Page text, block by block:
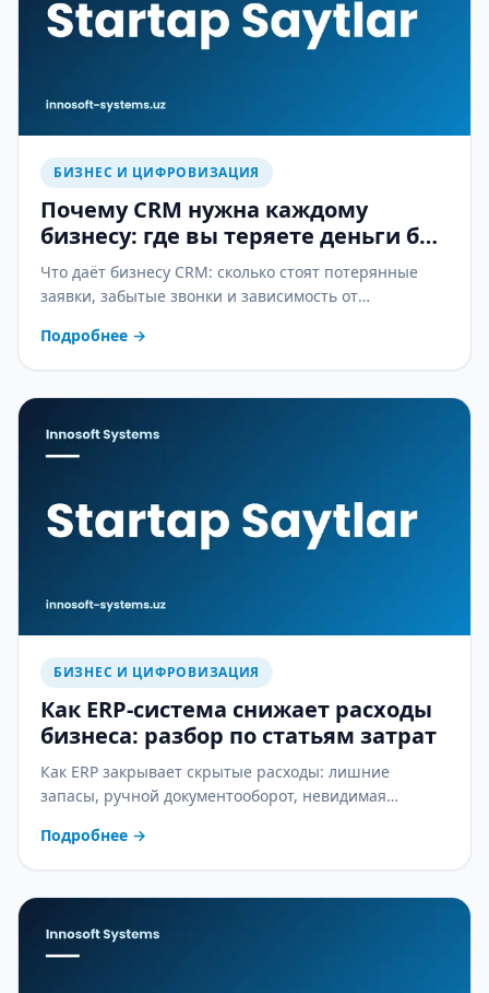
БИЗНЕС И ЦИФРОВИЗАЦИЯ
Почему CRM нужна каждому
бизнесу: где вы теряете деньги без
неё
Что даёт бизнесу CRM: сколько стоят потерянные
заявки, забытые звонки и зависимость от
Подробнее →
БИЗНЕС И ЦИФРОВИЗАЦИЯ
Как ERP-система снижает расходы
бизнеса: разбор по статьям затрат
Как ERP закрывает скрытые расходы: лишние
запасы, ручной документооборот, невидимая
разбор.
Подробнее →